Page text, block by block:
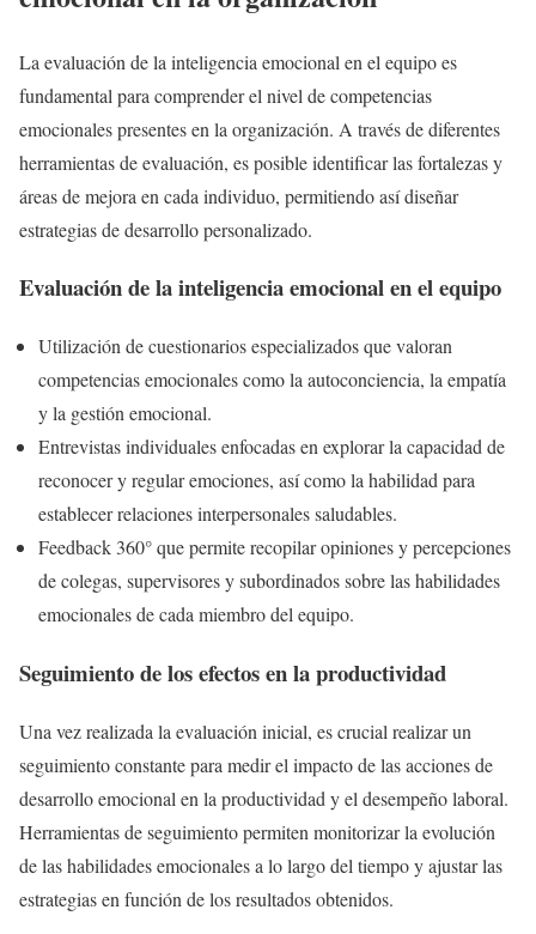
La evaluación de la inteligencia emocional en el equipo es
fundamental para comprender el nivel de competencias
emocionales presentes en la organización. A través de diferentes
herramientas de evaluación, es posible identificar las fortalezas y
áreas de mejora en cada individuo, permitiendo así diseñar
estrategias de desarrollo personalizado.
Evaluación de la inteligencia emocional en el equipo
Utilización de cuestionarios especializados que valoran
competencias emocionales como la autoconciencia, la empatía
y la gestión emocional.
Entrevistas individuales enfocadas en explorar la capacidad de
reconocer y regular emociones, así como la habilidad para
establecer relaciones interpersonales saludables.
Feedback 360° que permite recopilar opiniones y percepciones
de colegas, supervisores y subordinados sobre las habilidades
emocionales de cada miembro del equipo.
Seguimiento de los efectos en la productividad
Una vez realizada la evaluación inicial, es crucial realizar un
seguimiento constante para medir el impacto de las acciones de
desarrollo emocional en la productividad y el desempeño laboral.
Herramientas de seguimiento permiten monitorizar la evolución
de las habilidades emocionales a lo largo del tiempo y ajustar las
estrategias en función de los resultados obtenidos.